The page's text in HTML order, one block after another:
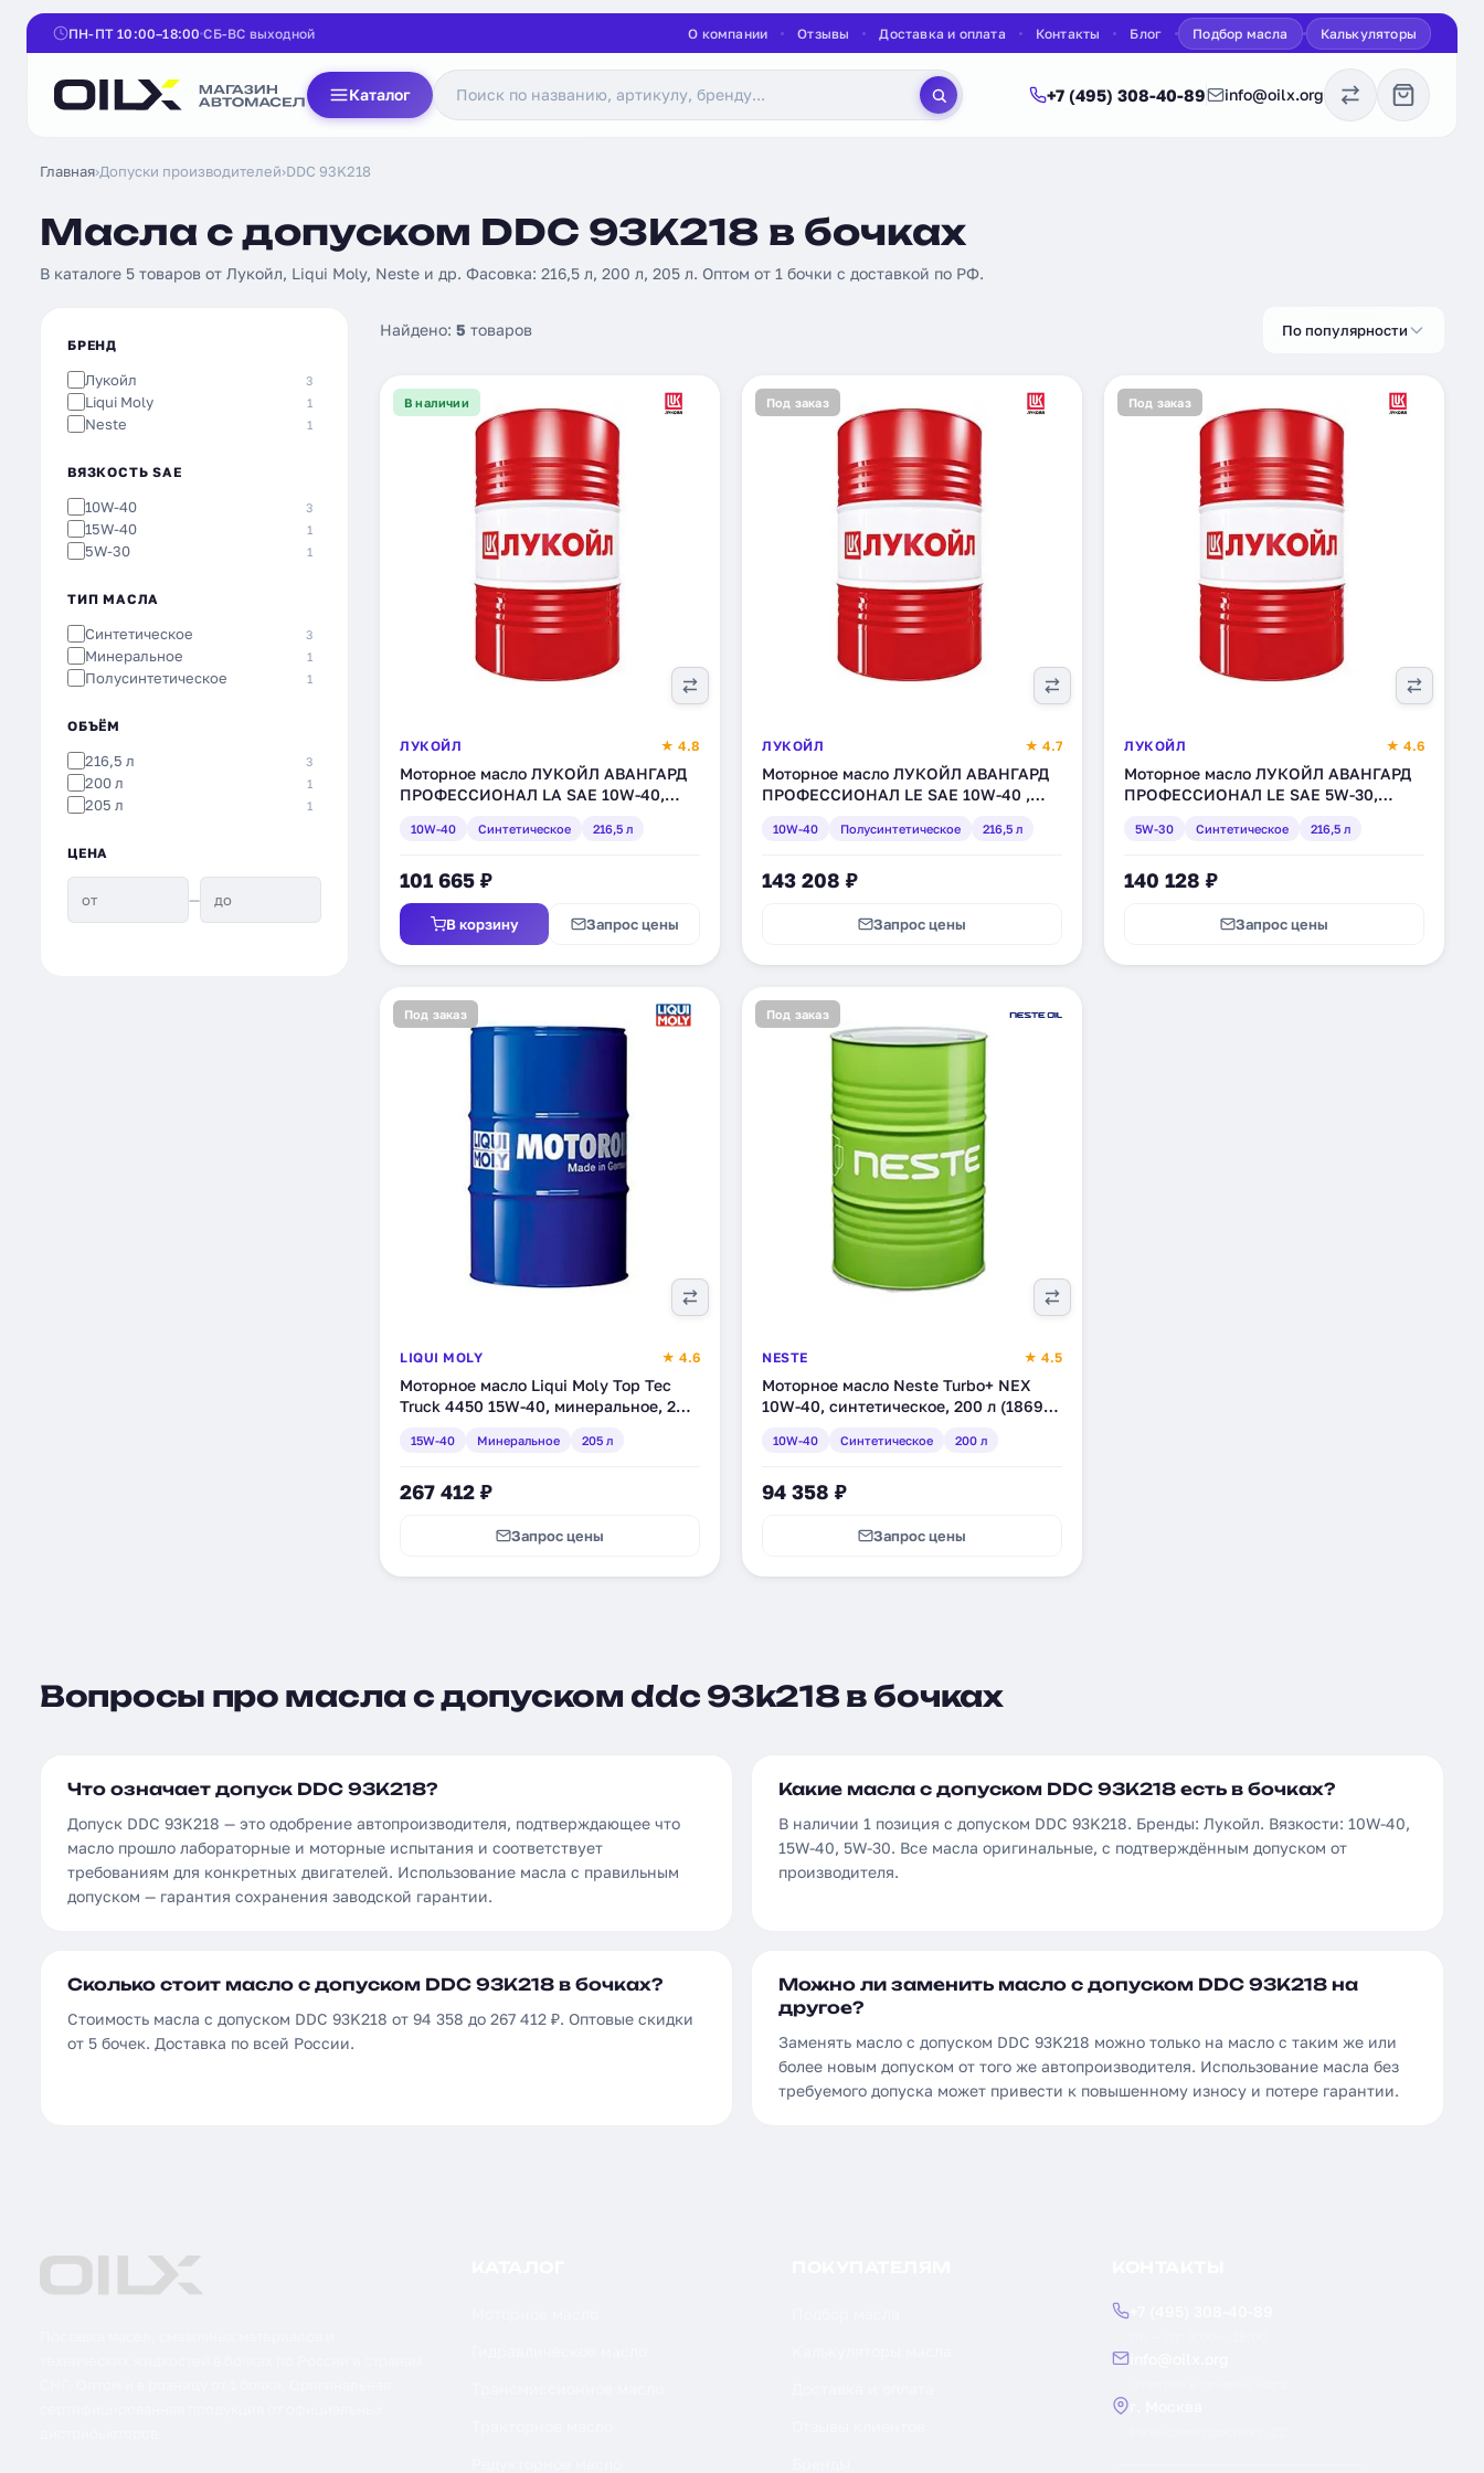
ПН-ПТ 10:00–18:00 СБ-ВС выходной О компании Отзывы Доставка и оплата Контакты Блог Подбор масла Калькуляторы
Каталог +7 (495) 308-40-89 info@oilx.org
Главная›Допуски производителей›DDC 93K218
Масла с допуском DDC 93K218 в бочках
В каталоге 5 товаров от Лукойл, Liqui Moly, Neste и др. Фасовка: 216,5 л, 200 л, 205 л. Оптом от 1 бочки с доставкой по РФ.
БРЕНД
Лукойл 3
Liqui Moly 1
Neste 1
ВЯЗКОСТЬ SAE
10W-40 3
15W-40 1
5W-30 1
ТИП МАСЛА
Синтетическое 3
Минеральное 1
Полусинтетическое 1
ОБЪЁМ
216,5 л 3
200 л 1
205 л 1
ЦЕНА
—
Найдено: 5 товаров По популярности
В наличии
ЛУКОЙЛ ★ 4.8
Моторное масло ЛУКОЙЛ АВАНГАРД
ПРОФЕССИОНАЛ LA SAE 10W-40,
10W-40 Синтетическое 216,5 л
101 665 ₽
В корзину Запрос цены
Под заказ
ЛУКОЙЛ ★ 4.7
Моторное масло ЛУКОЙЛ АВАНГАРД
ПРОФЕССИОНАЛ LE SAE 10W-40 ,
10W-40 Полусинтетическое 216,5 л
143 208 ₽
Запрос цены
Под заказ
ЛУКОЙЛ ★ 4.6
Моторное масло ЛУКОЙЛ АВАНГАРД
ПРОФЕССИОНАЛ LЕ SAE 5W-30,
5W-30 Синтетическое 216,5 л
140 128 ₽
Запрос цены
Под заказ
LIQUI MOLY ★ 4.6
Моторное масло Liqui Moly Top Tec
Truck 4450 15W-40, минеральное, 205
15W-40 Минеральное 205 л
267 412 ₽
Запрос цены
Под заказ
NESTE ★ 4.5
Моторное масло Neste Turbo+ NEX
10W-40, синтетическое, 200 л (1869
10W-40 Синтетическое 200 л
94 358 ₽
Запрос цены
Вопросы про масла с допуском ddc 93k218 в бочках
Что означает допуск DDC 93K218?
Допуск DDC 93K218 — это одобрение автопроизводителя, подтверждающее что
масло прошло лабораторные и моторные испытания и соответствует
требованиям для конкретных двигателей. Использование масла с правильным
допуском — гарантия сохранения заводской гарантии.
Какие масла с допуском DDC 93K218 есть в бочках?
В наличии 1 позиция с допуском DDC 93K218. Бренды: Лукойл. Вязкости: 10W-40,
15W-40, 5W-30. Все масла оригинальные, с подтверждённым допуском от
производителя.
Сколько стоит масло с допуском DDC 93K218 в бочках?
Стоимость масла с допуском DDC 93K218 от 94 358 до 267 412 ₽. Оптовые скидки
от 5 бочек. Доставка по всей России.
Можно ли заменить масло с допуском DDC 93K218 на
другое?
Заменять масло с допуском DDC 93K218 можно только на масло с таким же или
более новым допуском от того же автопроизводителя. Использование масла без
требуемого допуска может привести к повышенному износу и потере гарантии.